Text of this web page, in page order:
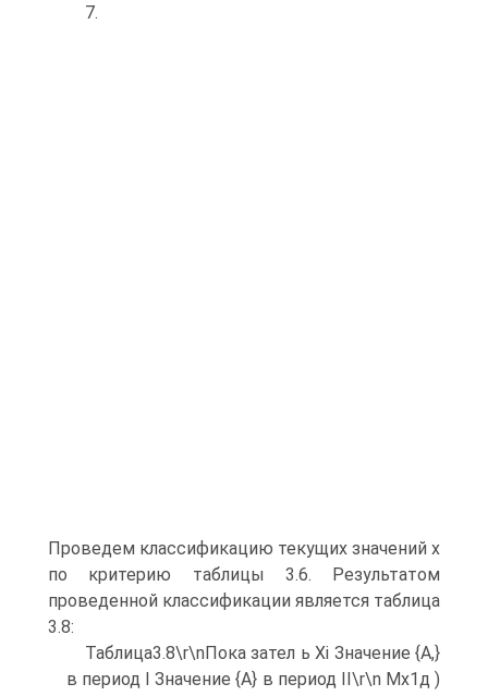
7.
Проведем классификацию текущих значений х
по критерию таблицы 3.6. Результатом
проведенной классификации является таблица
3.8:
Таблица3.8\r\nПока зател ь Хі Значение {А,}
в период I Значение {А} в период II\r\n Мх1д )